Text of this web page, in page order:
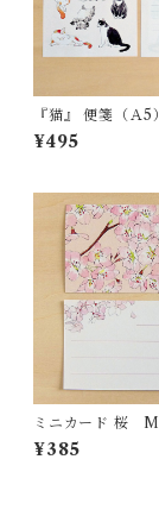
『猫』 便箋（
¥495
ミニカード 桜
¥385